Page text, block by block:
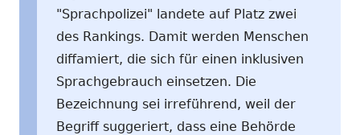
"Sprachpolizei" landete auf Platz zwei
des Rankings. Damit werden Menschen
diffamiert, die sich für einen inklusiven
Sprachgebrauch einsetzen. Die
Bezeichnung sei irreführend, weil der
Begriff suggeriert, dass eine Behörde